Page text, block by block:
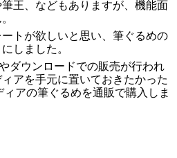
王、などもありますが、機能面
トが欲しいと思い、筆ぐるめの
しました。
ダウンロードでの販売が行われ
アを手元に置いておきたかった
アの筆ぐるめを通販で購入しま